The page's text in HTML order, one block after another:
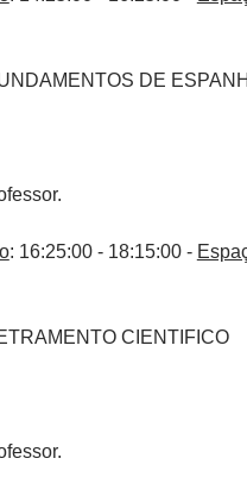
DE
: 16:25:00 - 18:15:00 -
CIENTIFICO